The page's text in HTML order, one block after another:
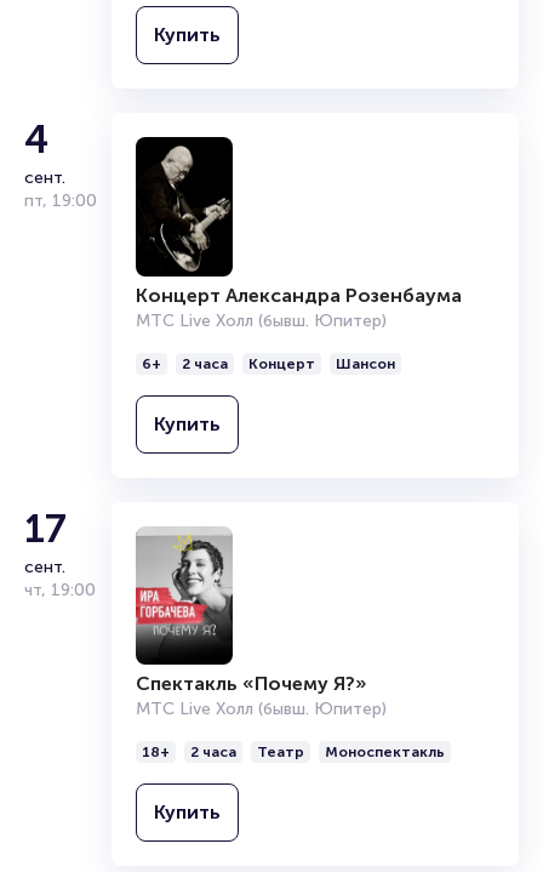
Купить
4
сент.
пт, 19:00
Концерт Александра Розенбаума
МТС Live Холл (бывш. Юпитер)
6+ 2 часа Концерт Шансон
Купить
17
сент.
чт, 19:00
Спектакль «Почему Я?»
МТС Live Холл (бывш. Юпитер)
18+ 2 часа Театр Моноспектакль
Купить